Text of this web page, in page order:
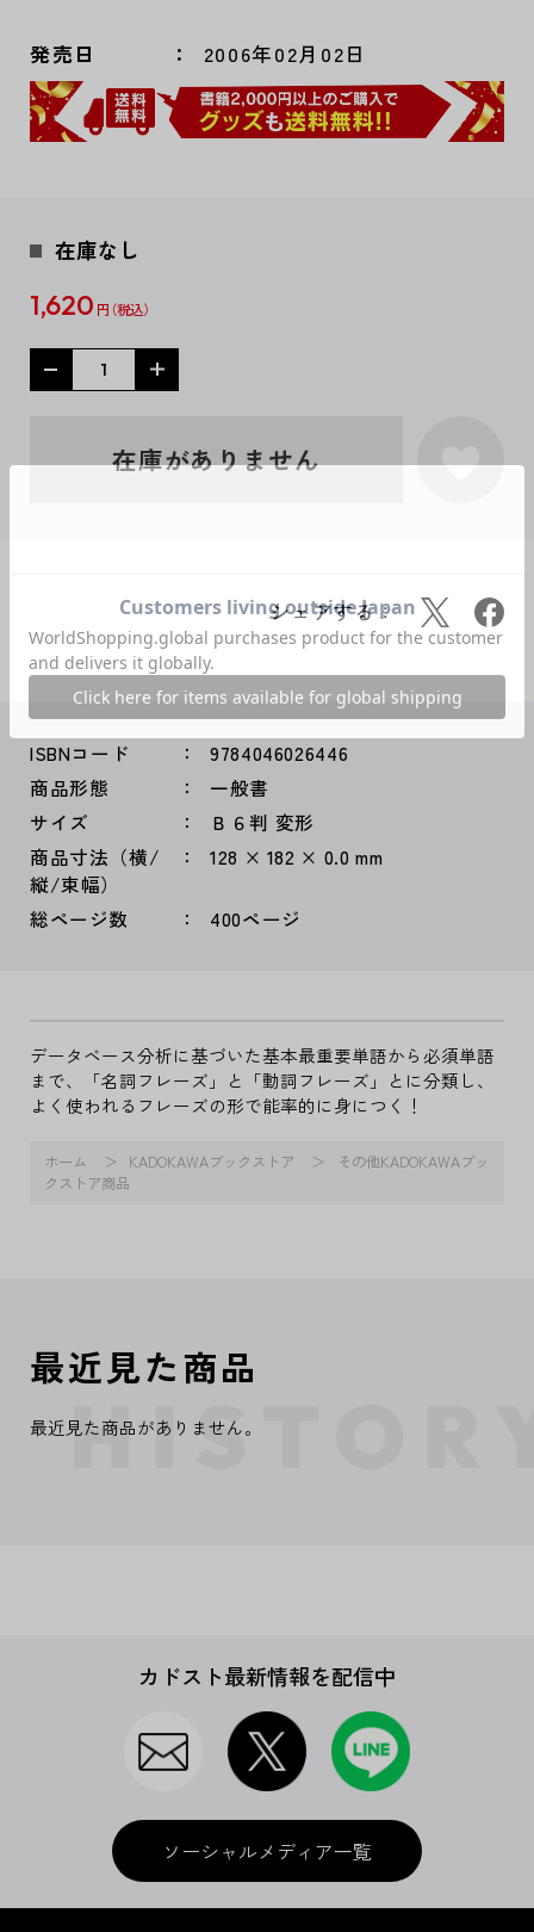
発売日 2006年02月02日
在庫なし
1,620 円
在庫がありません
シェアする：
ISBNコード
9784046026446
商品形態
一般書
サイズ
Ｂ６判 変形
商品寸法（横/
縦/束幅）
128 × 182 × 0.0 mm
総ページ数 400ページ
データベース分析に基づいた基本最重要単語から必須単語
まで、「名詞フレーズ」と「動詞フレーズ」とに分類し、
よく使われるフレーズの形で能率的に身につく！
ホーム KADOKAWAブックストア
その他KADOKAWAブッ
クストア商品
最近見た商品
最近見た商品がありません。
カドスト最新情報を配信中
ソーシャルメディア一覧